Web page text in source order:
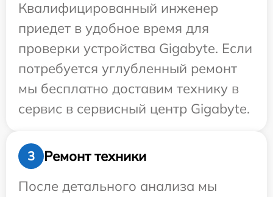
Квалифицированный инженер
приедет в удобное время для
проверки устройства Gigabyte. Если
потребуется углубленный ремонт
мы бесплатно доставим технику в
сервис в сервисный центр Gigabyte.
3
Ремонт техники
После детального анализа мы